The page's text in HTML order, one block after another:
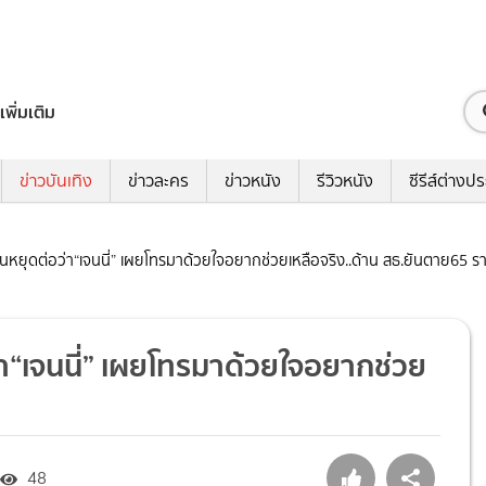
เพิ่มเติม
ข่าวบันเทิง ข่าวละคร ข่าวหนัง รีวิวหนัง ซีรีส์ต่างปร
หยุดต่อว่า“เจนนี่” เผยโทรมาด้วยใจอยากช่วยเหลือจริง..ด้าน สธ.ยันตาย65 ร
จนนี่” เผยโทรมาด้วยใจอยากช่วย
48